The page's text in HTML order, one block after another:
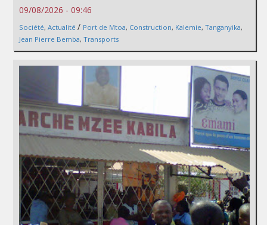
09/08/2026 - 09:46
Société, Actualité / Port de Mtoa, Construction, Kalemie, Tanganyika,
Jean Pierre Bemba, Transports